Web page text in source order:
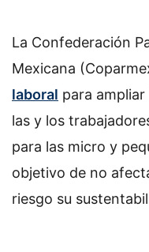
La Confederación
Mexicana
laboral para
las y los
para las micro y
objetivo de no
riesgo su